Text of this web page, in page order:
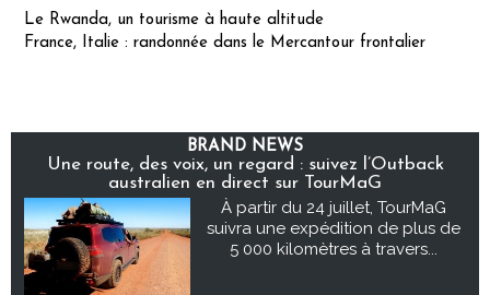
Le Rwanda, un tourisme à haute altitude
France, Italie : randonnée dans le Mercantour frontalier
BRAND NEWS
Une route, des voix, un regard : suivez l’Outback
australien en direct sur TourMaG
À partir du 24 juillet, TourMaG
suivra une expédition de plus de
5 000 kilomètres à travers...